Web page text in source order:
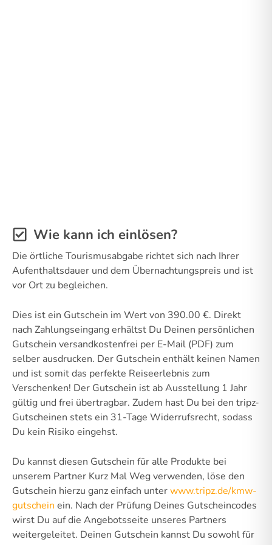
Wie kann ich einlösen?
Die örtliche Tourismusabgabe richtet sich nach Ihrer
Aufenthaltsdauer und dem Übernachtungspreis und ist
vor Ort zu begleichen.
Dies ist ein Gutschein im Wert von 390.00 €. Direkt
nach Zahlungseingang erhältst Du Deinen persönlichen
Gutschein versandkostenfrei per E-Mail (PDF) zum
selber ausdrucken. Der Gutschein enthält keinen Namen
und ist somit das perfekte Reiseerlebnis zum
Verschenken! Der Gutschein ist ab Ausstellung 1 Jahr
gültig und frei übertragbar. Zudem hast Du bei den tripz-
Gutscheinen stets ein 31-Tage Widerrufsrecht, sodass
Du kein Risiko eingehst.
Du kannst diesen Gutschein für alle Produkte bei
unserem Partner Kurz Mal Weg verwenden, löse den
Gutschein hierzu ganz einfach unterwww.tripz.de/kmw-
gutschein ein. Nach der Prüfung Deines Gutscheincodes
wirst Du auf die Angebotsseite unseres Partners
weitergeleitet. Deinen Gutschein kannst Du sowohl für